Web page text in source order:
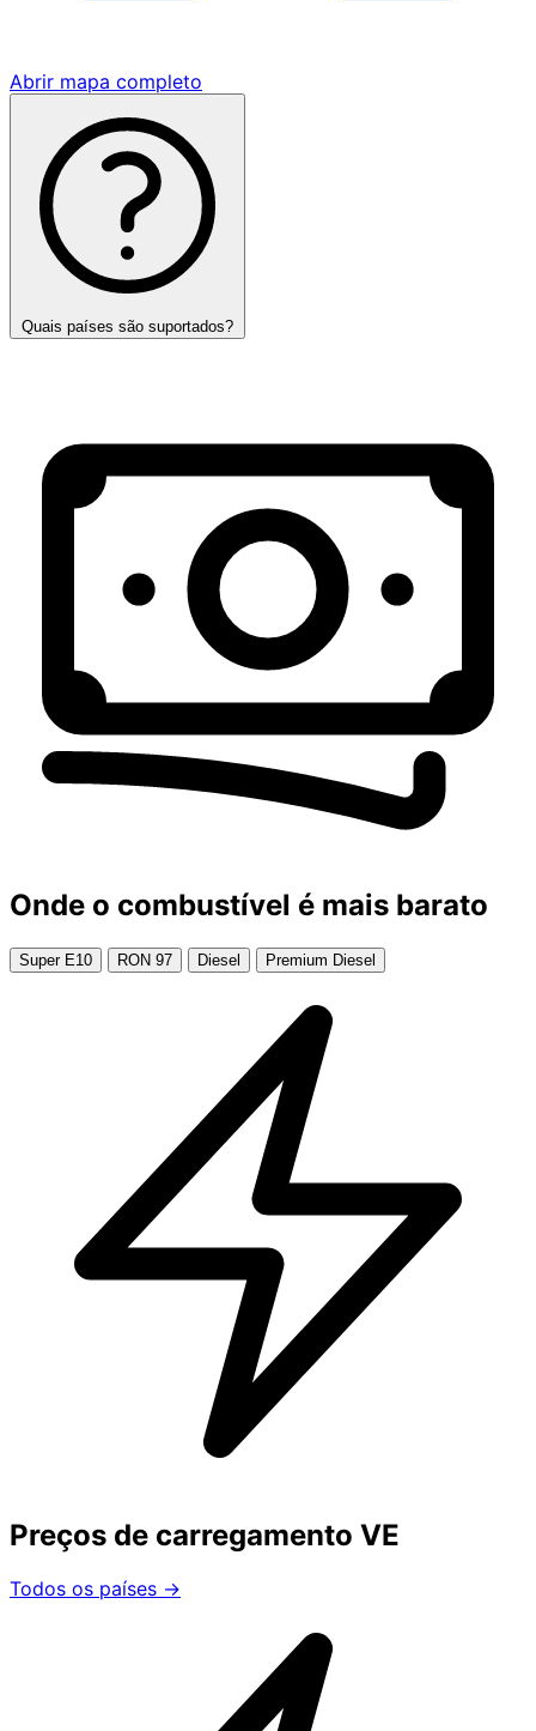
Abrir mapa completo
Quais países são suportados?
Onde o combustível é mais barato
Super E10 RON 97 Diesel Premium Diesel
Preços de carregamento VE
Todos os países →